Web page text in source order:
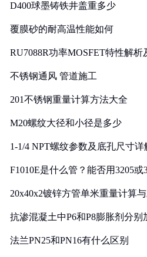
D400球墨铸铁井盖重多少
覆膜砂的耐高温性能如何
RU7088R功率MOSFET特性解
不锈钢通风 管道施工
201不锈钢重量计算方法大全
M20螺纹大径和小径是多少
1-1/4 NPT螺纹参数及底孔尺寸详
F1010E是什么管？能否用3205或
20x40x2镀锌方管单米重量计算
抗渗混凝土中P6和P8膨胀剂分别
法兰PN25和PN16有什么区别